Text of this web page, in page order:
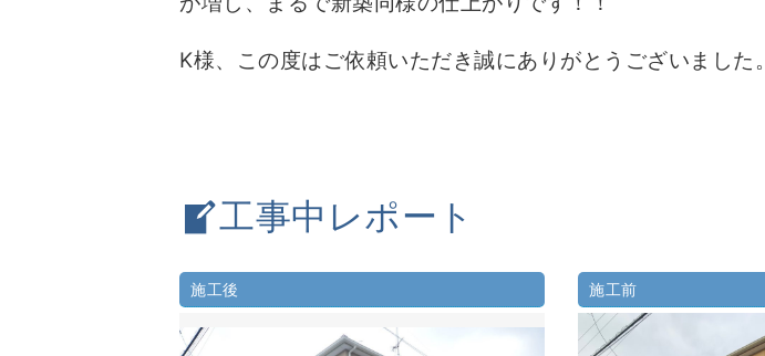
K様、この度はご依頼いただき誠にありがとうございました。
工事中レポート
施工後 施工前